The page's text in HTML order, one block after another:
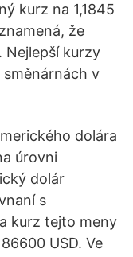
kurz na 1,1845
že
Nejlepší kurzy
v
dolára
úrovni
dolár
s
kurz tejto meny
USD. Ve